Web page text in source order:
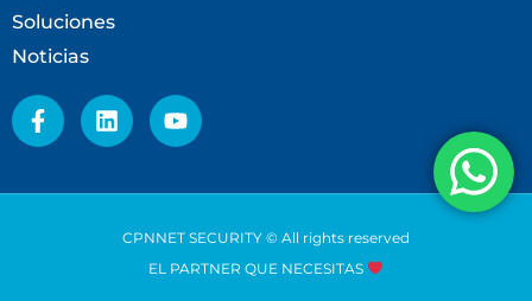
Soluciones
Noticias
CPNNET SECURITY © All rights reserved
EL PARTNER QUE NECESITAS